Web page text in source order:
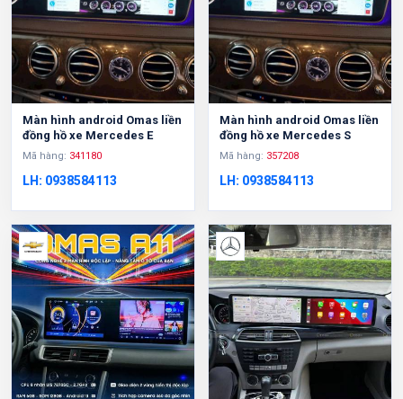
Màn hình android Omas liền
đồng hồ xe Mercedes E
Mã hàng: 341180
LH: 0938584113
Màn hình android Omas liền
đồng hồ xe Mercedes S
Mã hàng: 357208
LH: 0938584113